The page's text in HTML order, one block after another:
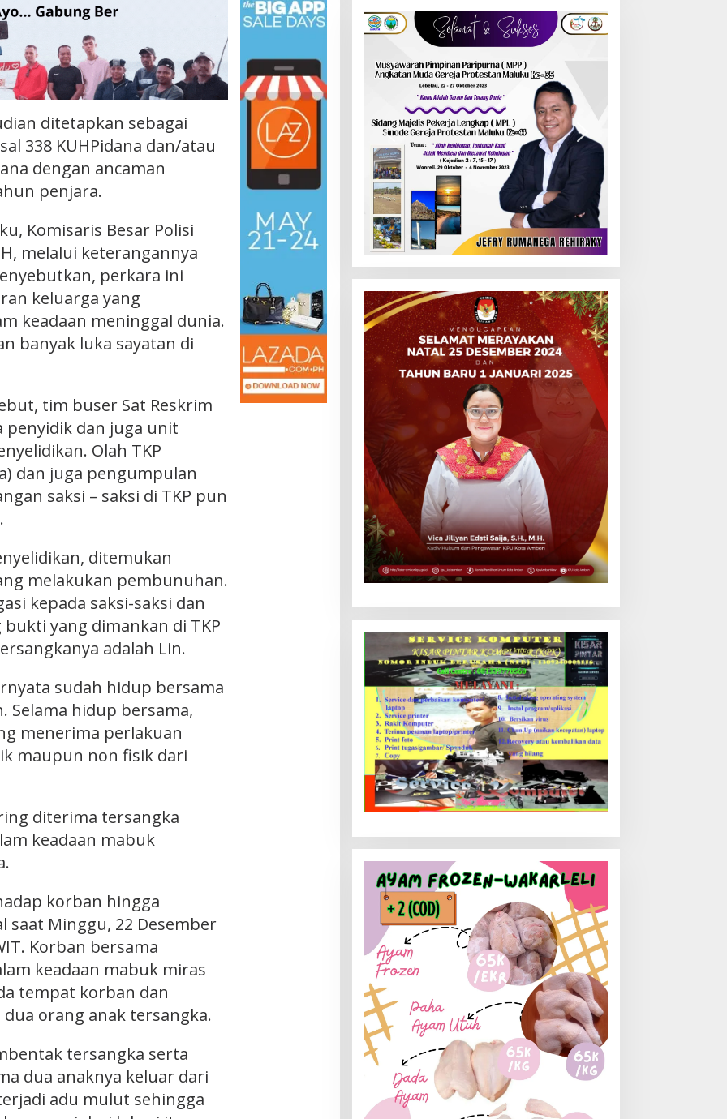
ditetapkan sebagai
338 KUHPidana dan/atau
dengan ancaman
penjara.
Komisaris Besar Polisi
melalui keterangannya
perkara ini
keluarga yang
keadaan meninggal dunia.
banyak luka sayatan di
tim buser Sat Reskrim
penyidik dan juga unit
Olah TKP
dan juga pengumpulan
saksi – saksi di TKP pun
ditemukan
melakukan pembunuhan.
kepada saksi-saksi dan
yang dimankan di TKP
adalah Lin.
sudah hidup bersama
hidup bersama,
menerima perlakuan
maupun non fisik dari
diterima tersangka
keadaan mabuk
korban hingga
saat Minggu, 22 Desember
Korban bersama
keadaan mabuk miras
tempat korban dan
orang anak tersangka.
tersangka serta
dua anaknya keluar dari
adu mulut sehingga